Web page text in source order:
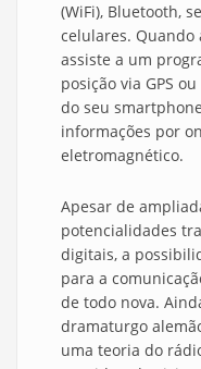
(WiFi), Bluetooth,
celulares. Quando
assiste a um
posição via GPS
do seu
informações por
eletromagnético.
Apesar de
potencialidades
digitais, a
para a
de todo nova.
dramaturgo
uma teoria do